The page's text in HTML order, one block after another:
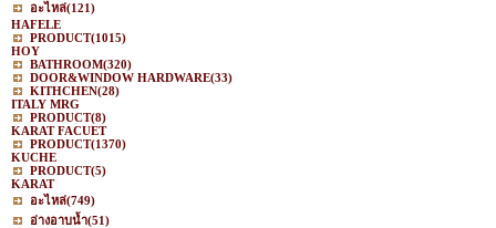
อะไหล่(121)
HAFELE
PRODUCT(1015)
HOY
BATHROOM(320)
DOOR&WINDOW HARDWARE(33)
KITHCHEN(28)
ITALY MRG
PRODUCT(8)
KARAT FACUET
PRODUCT(1370)
KUCHE
PRODUCT(5)
KARAT
อะไหล่(749)
อ่างอาบน้ำ(51)